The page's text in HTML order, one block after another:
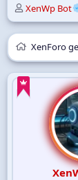
K
o
n
u
B
a
XenWp Bot
XenForo